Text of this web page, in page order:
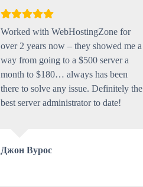
Worked with WebHostingZone for
over 2 years now – they showed me a
way from going to a $500 server a
month to $180… always has been
there to solve any issue. Definitely the
best server administrator to date!
Джон Вурос